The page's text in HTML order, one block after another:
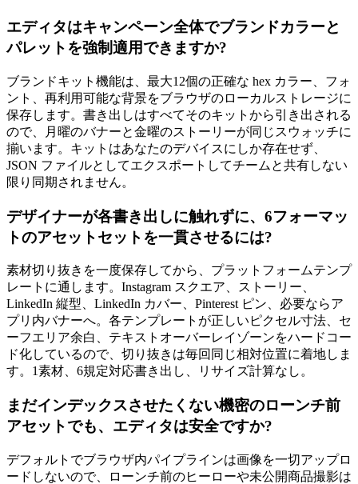
エディタはキャンペーン全体でブランドカラーと
パレットを強制適用できますか?
ブランドキット機能は、最大12個の正確な hex カラー、フォ
ント、再利用可能な背景をブラウザのローカルストレージに
保存します。書き出しはすべてそのキットから引き出される
ので、月曜のバナーと金曜のストーリーが同じスウォッチに
揃います。キットはあなたのデバイスにしか存在せず、
JSON ファイルとしてエクスポートしてチームと共有しない
限り同期されません。
デザイナーが各書き出しに触れずに、6フォーマッ
トのアセットセットを一貫させるには?
素材切り抜きを一度保存してから、プラットフォームテンプ
レートに通します。Instagram スクエア、ストーリー、
LinkedIn 縦型、LinkedIn カバー、Pinterest ピン、必要ならア
プリ内バナーへ。各テンプレートが正しいピクセル寸法、セ
ーフエリア余白、テキストオーバーレイゾーンをハードコー
ド化しているので、切り抜きは毎回同じ相対位置に着地しま
す。1素材、6規定対応書き出し、リサイズ計算なし。
まだインデックスさせたくない機密のローンチ前
アセットでも、エディタは安全ですか?
デフォルトでブラウザ内パイプラインは画像を一切アップロ
ードしないので、ローンチ前のヒーローや未公開商品撮影は